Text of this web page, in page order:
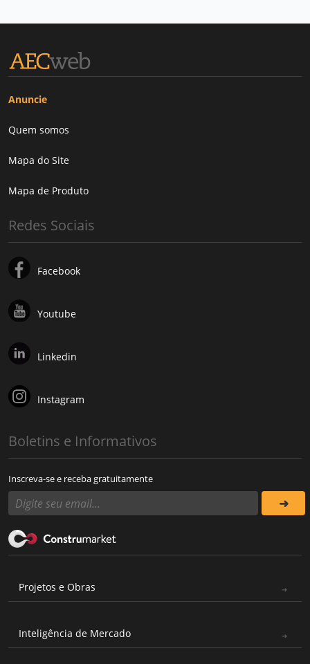
Anuncie
Quem somos
Mapa do Site
Mapa de Produto
Redes Sociais
Facebook
Youtube
Linkedin
Instagram
Boletins e Informativos
Inscreva-se e receba gratuitamente
Projetos e Obras
Inteligência de Mercado